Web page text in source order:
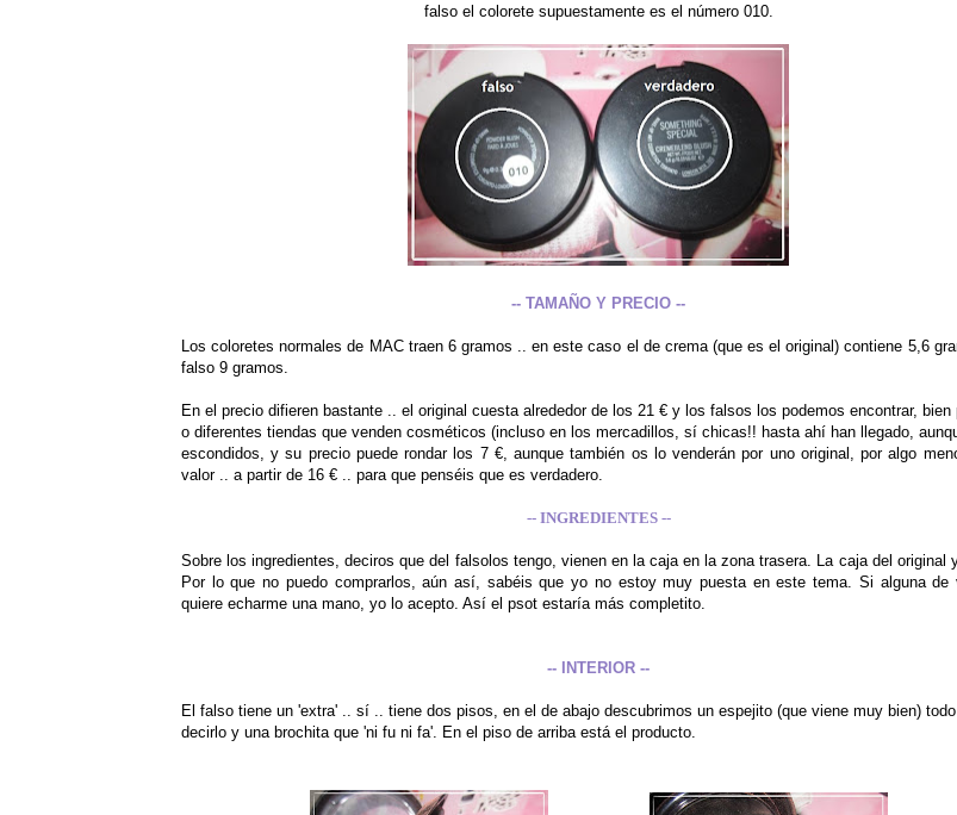
falso el colorete supuestamente es el número 010.
-- TAMAÑO Y PRECIO --
Los coloretes normales de MAC traen 6 gramos .. en este caso el de crema (que es el original) contiene 5,6
falso 9 gramos.
En el precio difieren bastante .. el original cuesta alrededor de los 21 € y los falsos los podemos encontrar, bien
o diferentes tiendas que venden cosméticos (incluso en los mercadillos, sí chicas!! hasta ahí han llegado,
escondidos, y su precio puede rondar los 7 €, aunque también os lo venderán por uno original, por algo
valor .. a partir de 16 € .. para que penséis que es verdadero.
-- INGREDIENTES --
Sobre los ingredientes, deciros que del falsolos tengo, vienen en la caja en la zona trasera. La caja del original
Por lo que no puedo comprarlos, aún así, sabéis que yo no estoy muy puesta en este tema. Si alguna de
quiere echarme una mano, yo lo acepto. Así el psot estaría más completito.
-- INTERIOR --
El falso tiene un 'extra' .. sí .. tiene dos pisos, en el de abajo descubrimos un espejito (que viene muy bien)
decirlo y una brochita que 'ni fu ni fa'. En el piso de arriba está el producto.